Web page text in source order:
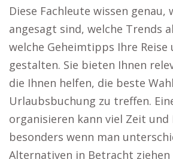
Diese Fachleute wissen genau,
angesagt sind, welche Trends
welche Geheimtipps Ihre Reise
gestalten. Sie bieten Ihnen
die Ihnen helfen, die beste
Urlaubsbuchung zu treffen.
organisieren kann viel Zeit und
besonders wenn man
Alternativen in Betracht ziehen